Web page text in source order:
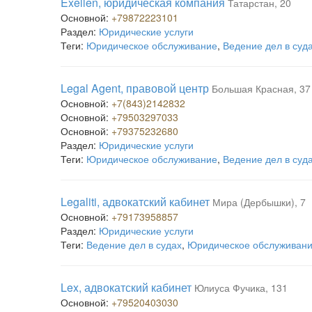
Татарстан, 20
Основной: +79872223101
Раздел: Юридические услуги
Теги: Юридическое обслуживание, Ведение дел в
Legal Agent, правовой центр Большая Красная, 37
Основной: +7(843)2142832
Основной: +79503297033
Основной: +79375232680
Раздел: Юридические услуги
Теги: Юридическое обслуживание, Ведение дел в
Legaliti, адвокатский кабинет Мира (Дербышки), 7
Основной: +79173958857
Раздел: Юридические услуги
Теги: Ведение дел в судах, Юридическое
Lex, адвокатский кабинет Юлиуса Фучика, 131
Основной: +79520403030